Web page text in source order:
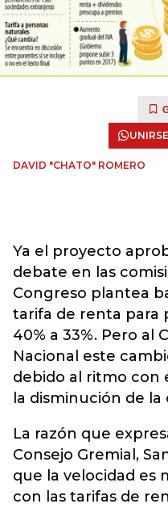
DAVID "CHATO" ROMERO
Ya el proyecto
debate en las
Congreso plantea
tarifa de renta para
40% a 33%. Pero al
Nacional este
debido al ritmo con
la disminución de
La razón que
Consejo Gremial,
que la velocidad es
con las tarifas de